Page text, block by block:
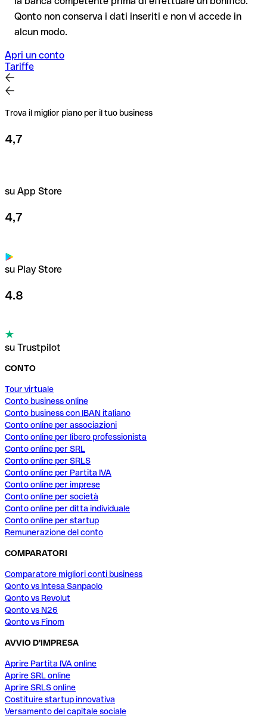
Consiglio: verifica ogni IBAN prima di un bonifico con il nostro
per importi elevati o nuovi rapporti commerciali.
Qonto non conserva i dati inseriti e non vi accede in
alcun modo.
Apri un conto
Tariffe
Trova il miglior piano per il tuo business
4,7
su App Store
4,7
su Play Store
4.8
su Trustpilot
CONTO
Tour virtuale
Conto business online
Conto business con IBAN italiano
Conto online per associazioni
Conto online per libero professionista
Conto online per SRL
Conto online per SRLS
Conto online per Partita IVA
Conto online per imprese
Conto online per società
Conto online per ditta individuale
Conto online per startup
Remunerazione del conto
COMPARATORI
Comparatore migliori conti business
Qonto vs Intesa Sanpaolo
Qonto vs Revolut
Qonto vs N26
Qonto vs Finom
AVVIO D'IMPRESA
Aprire Partita IVA online
Aprire SRL online
Aprire SRLS online
Costituire startup innovativa
Versamento del capitale sociale